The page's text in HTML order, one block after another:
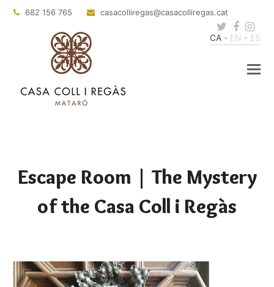
682 156 765 tac.sagerillocasac
@sagerillocasac
Twitter
CA EN ES
Escape Room | The Mystery
of the Casa Coll i Regàs